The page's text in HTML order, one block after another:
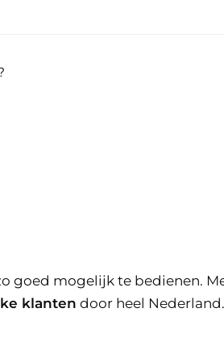
goed mogelijk te bedienen.
klanten door heel